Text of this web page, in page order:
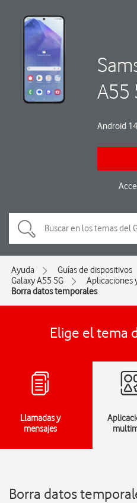
A55
Android 14
Ayuda Guías de dispositivos
Galaxy A55 5G
Aplicaciones
Borra datos temporales
Elige el tema
Llamadas y
mensajes
Borra datos